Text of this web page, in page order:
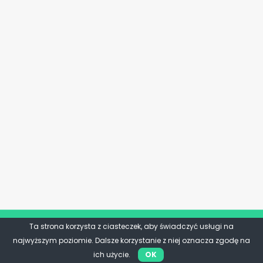
Ta strona korzysta z ciasteczek, aby świadczyć usługi na
najwyższym poziomie. Dalsze korzystanie z niej oznacza zgodę na
ich użycie.
OK